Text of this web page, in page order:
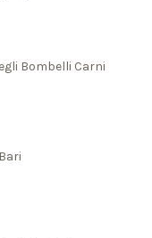
Bombelli Carni